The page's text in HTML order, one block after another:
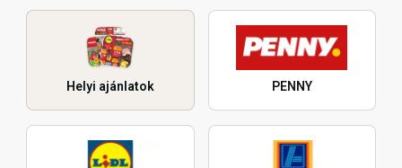
Helyi ajánlatok PENNY